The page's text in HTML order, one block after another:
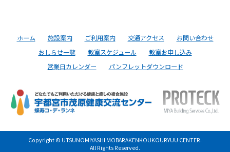
ホーム 施設案内 ご利用案内 交通アクセス
お問い合わせ
おしらせ一覧
教室スケジュール
教室お申し込み
営業日カレンダー
パンフレットダウンロード
Copyright © UTSUNOMIYASHI MOBARAKENKOUKOURYUU CENTER.
All Rights Reserved.